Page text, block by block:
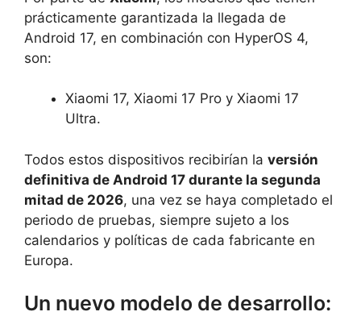
prácticamente garantizada la llegada de
Android 17, en combinación con HyperOS 4,
son:
Xiaomi 17, Xiaomi 17 Pro y Xiaomi 17
Ultra.
Todos estos dispositivos recibirían la versión
definitiva de Android 17 durante la segunda
mitad de 2026, una vez se haya completado el
periodo de pruebas, siempre sujeto a los
calendarios y políticas de cada fabricante en
Europa.
Un nuevo modelo de desarrollo: